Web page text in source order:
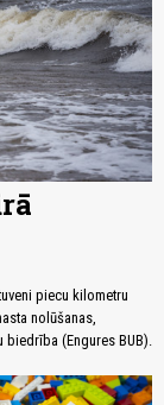
piecu kilometru
nolūšanas,
(Engures BUB).